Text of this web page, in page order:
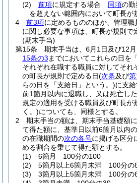
(2)
前項に規定する場合 同項の勤
を超えない範囲内において町長が
4
前3項に定めるもののほか、管理
に関し必要な事項は、町長が規則で
(期末手当)
第15条
期末手当は、6月1日及び12
15条の3 までにおいてこれらの日を
それぞれ在職する職員に対してそれ
の町長が規則で定める日(次条及び
らの日を「支給日」という。)に支給
前1箇月以内に退職し、又は死亡し
規定の適用を受ける職員及び町長が
く。)についても、同様とする。
2
期末手当の額は、期末手当基礎額
て得た額に、基準日以前6箇月以内
の在職期間の次の各号に掲げる区分
める割合を乗じて得た額とする。
(1)
6箇月 100分の100
(2)
5箇月以上6箇月未満 100分の
(3)
3箇月以上5箇月未満 100分の